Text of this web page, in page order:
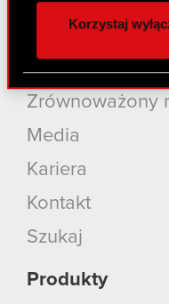
naszej witrynie.
z naszej witryny,
Partnerzy mogą
danymi
podczas
korzystanie z
Korzystaj
Nasz biznes
Inwestorzy
Zrównoważony
Media
Kariera
Kontakt
Szukaj
Produkty